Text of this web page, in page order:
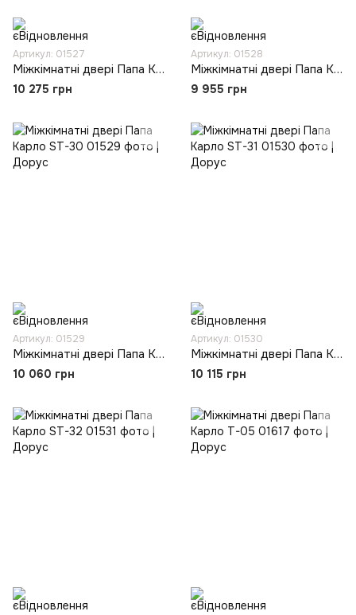
Артикул: 01527
Міжкімнатні двері Папа Карло ST-28
10 275 грн
Артикул: 01528
Міжкімнатні двері Папа Карло ST-29
9 955 грн
Артикул: 01529
Міжкімнатні двері Папа Карло ST-30
10 060 грн
Артикул: 01530
Міжкімнатні двері Папа Карло ST-31
10 115 грн